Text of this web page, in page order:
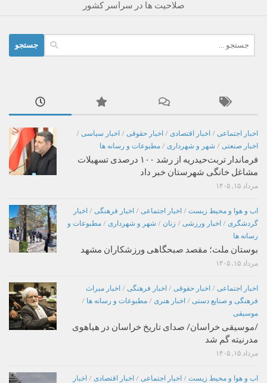
صلاحیت ها در سراسر کشور
برای:
اخبار اجتماعی / اخبار اقتصادی / اخبار حقوقی / اخبار سیاسی /
اخبار صنعتی / شهر و شهرداری / مطبوعات و رسانه ها
فرماندار تربت‌حیدریه از رشد ۱۰۰ درصدی تسهیلات
مشاغل خانگی شهرستان خبر داد
مرداد ۱۵, ۱۴۰۵
اب و هوا و محیط زیست / اخبار اجتماعی / اخبار فرهنگی / اخبار
گردشگری / اخبار ورزشی / زنان / شهر و شهرداری / مطبوعات و
رسانه ها
بوستان ملت؛ مقصد صبحگاهی ورزشکاران مشهد
مرداد ۱۵, ۱۴۰۵
اخبار اجتماعی / اخبار حقوقی / اخبار فرهنگی / اخبار میراث
فرهنگی و صنایع دستی / اخبار هنری / مطبوعات و رسانه ها /
موسیقی
/موسیقی خراسان/ صدای تاریخ خراسان در هیاهوی
مدرنیته گم شد
مرداد ۱۵, ۱۴۰۵
اب و هوا و محیط زیست / اخبار اجتماعی / اخبار اقتصادی / اخبار